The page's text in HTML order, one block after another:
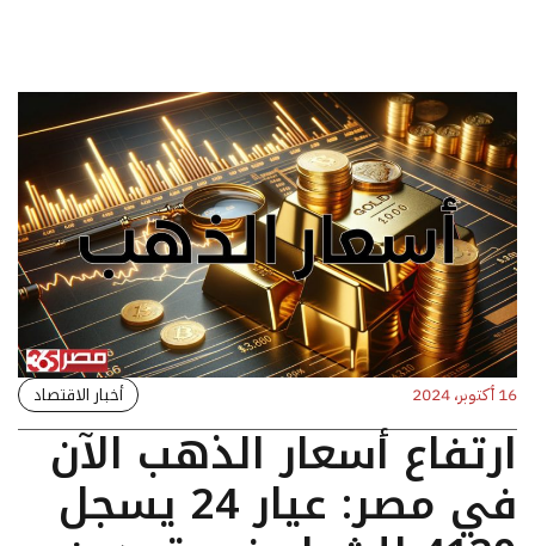
16 أكتوبر، 2024 أخبار الاقتصاد
ارتفاع أسعار الذهب الآن
في مصر: عيار 24 يسجل